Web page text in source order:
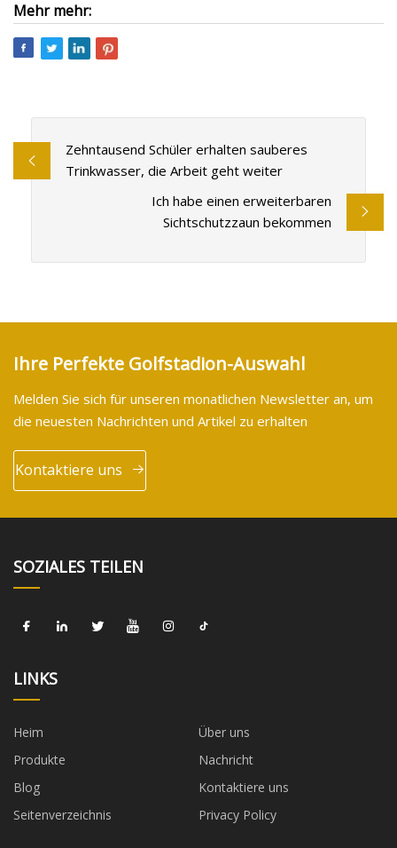
Mehr mehr:
Zehntausend Schüler erhalten sauberes
Trinkwasser, die Arbeit geht weiter
Ich habe einen erweiterbaren
Sichtschutzzaun bekommen
Ihre Perfekte Golfstadion-Auswahl
Melden Sie sich für unseren monatlichen Newsletter an, um
die neuesten Nachrichten und Artikel zu erhalten
Kontaktiere uns
SOZIALES TEILEN
LINKS
Heim
Über uns
Produkte
Nachricht
Blog
Kontaktiere uns
Seitenverzeichnis
Privacy Policy